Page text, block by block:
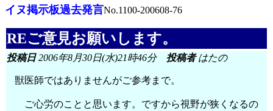
イヌ掲示板過去発言No.1100-200608-76
REご意見お願いします。
投稿日2006年8月30日(水)21時46分 投稿者はたの
獣医師ではありませんがご参考まで。
ご心労のことと思います。ですから視野が狭くなるの